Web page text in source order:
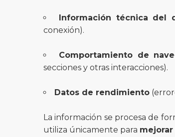
Información técnica del
conexión).
Comportamiento de
secciones y otras interacciones).
Datos de rendimiento
La información se procesa de
utiliza únicamente para